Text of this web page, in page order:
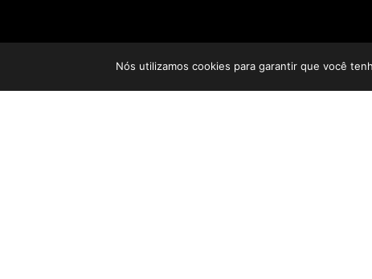
Nós utilizamos cookies para garantir que você